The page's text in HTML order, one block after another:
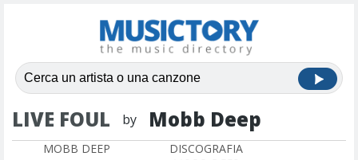
LIVE FOUL by Mobb Deep
MOBB DEEP
DISCOGRAFIA